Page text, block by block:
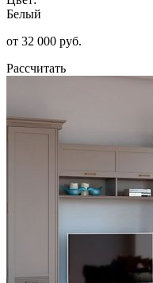
Белый
от 32 000 руб.
Рассчитать